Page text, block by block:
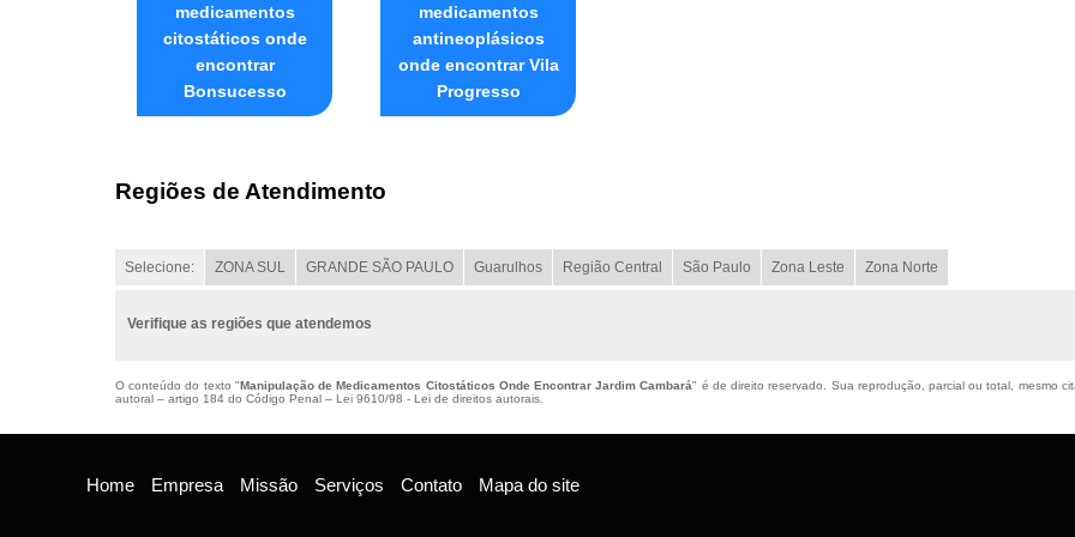
medicamentos
citostáticos onde
encontrar
Bonsucesso
medicamentos
antineoplásicos
onde encontrar Vila
Progresso
Regiões de Atendimento
Selecione: ZONA SUL GRANDE SÃO PAULO Guarulhos Região Central São Paulo Zona Leste Zona Norte
Verifique as regiões que atendemos
O conteúdo do texto "Manipulação de Medicamentos Citostáticos Onde Encontrar Jardim Cambará" é de direito reservado. Sua reprodução, parcial ou total, mesmo
autoral – artigo 184 do Código Penal – Lei 9610/98 - Lei de direitos autorais
Home Empresa Missão Serviços Contato Mapa do site